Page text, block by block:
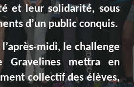
et leur solidarité, sous
d’un public conquis.
midi, le challenge
Gravelines mettra en
collectif des élèves,